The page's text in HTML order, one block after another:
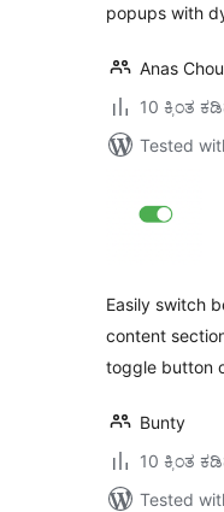
popups with
Anas
10 ಕ್ಕಿಂತ
Tested
Easily switch
content
toggle button
Bunty
10 ಕ್ಕಿಂತ
Tested